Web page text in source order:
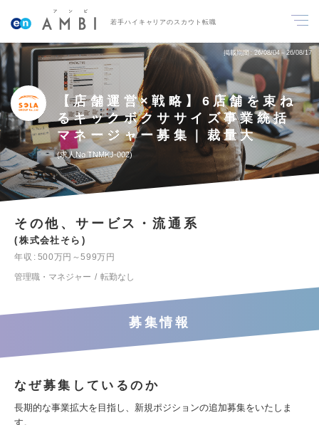
若手ハイキャリアのスカウト転職
掲載期間 26/08/04～26/08/17
【店舗運営×戦略】6店舗を束ね
るキックボクササイズ事業統括
マネージャー募集｜裁量大
求人No.TNMKJ-002
その他、サービス・流通系
株式会社そら
年収
500万円～599万円
管理職・マネジャー
転勤なし
募集情報
なぜ募集しているのか
長期的な事業拡大を目指し、新規ポジションの追加募集をいたしま
す。